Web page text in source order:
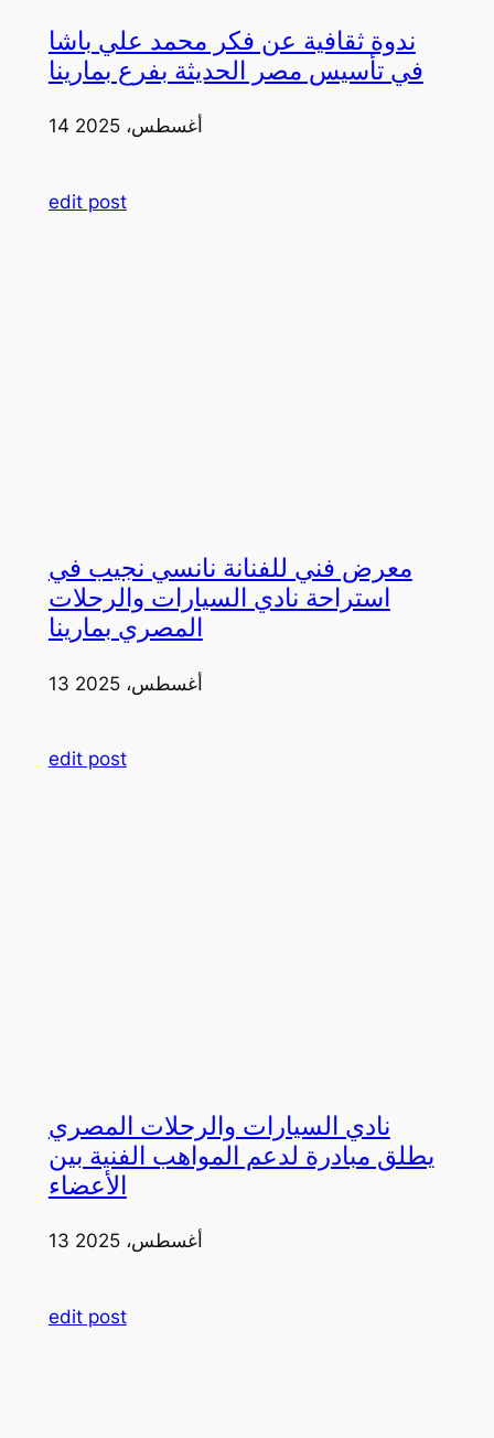
ندوة ثقافية عن فكر محمد علي باشا
في تأسيس مصر الحديثة بفرع بمارينا
14 أغسطس، 2025
edit post
معرض فني للفنانة نانسي نجيب في
استراحة نادي السيارات والرحلات
المصري بمارينا
13 أغسطس، 2025
edit post
نادي السيارات والرحلات المصري
يطلق مبادرة لدعم المواهب الفنية بين
الأعضاء
13 أغسطس، 2025
edit post